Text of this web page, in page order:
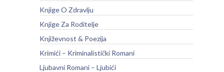
Knjige O Zdravlju
Knjige Za Roditelje
Književnost & Poezija
Krimići – Kriminalistički Romani
Ljubavni Romani – Ljubići